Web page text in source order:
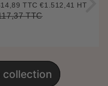
TTC€1.814,89
€1.512,41 HT
TTC€2.117,37
collection